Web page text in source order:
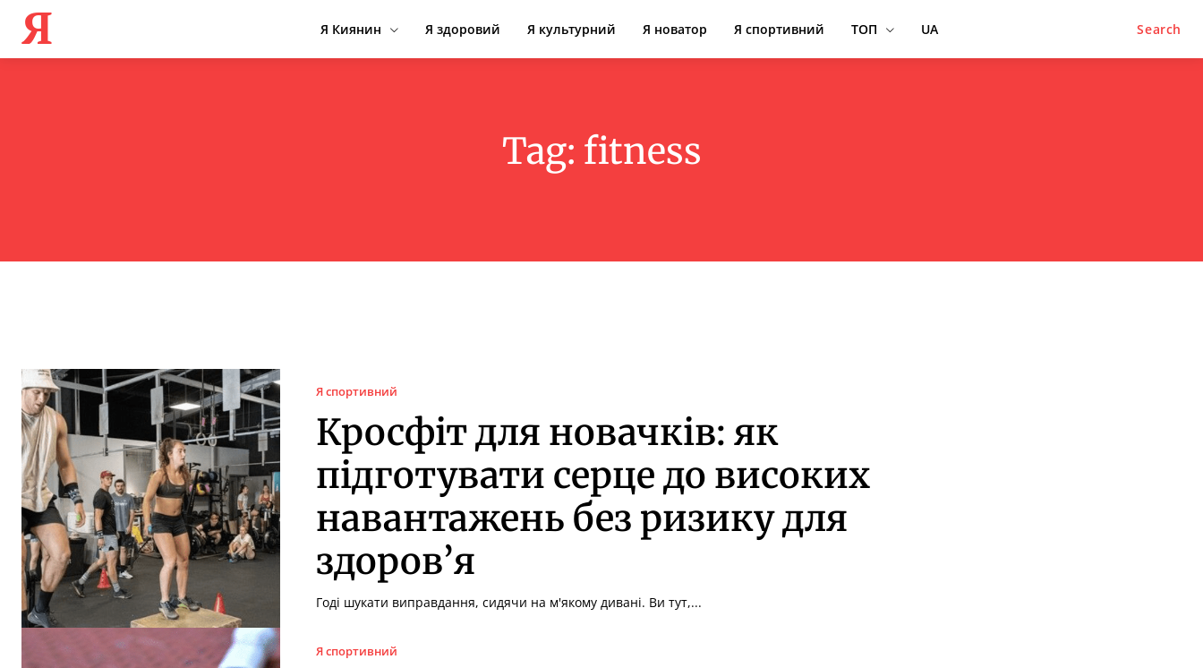
Я Я Киянин Я здоровий Я культурний Я новатор Я спортивний ТОП UA Search
Tag: fitness
Я спортивний
Кросфіт для новачків: як
підготувати серце до високих
навантажень без ризику для
здоров’я
Годі шукати виправдання, сидячи на м'якому дивані. Ви тут,...
Я спортивний